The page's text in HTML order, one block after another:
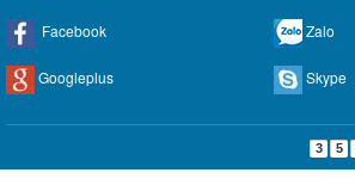
Facebook Zalo
Googleplus Skype
3 5